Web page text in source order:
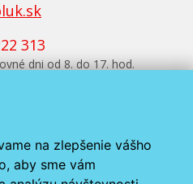
na zlepšenie vášho
aby sme vám
313
dni od 8. do 17. hod.